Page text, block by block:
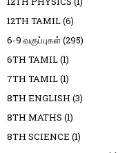
12TH TAMIL(6)
6-9 வகுப்புகள்(295)
6TH TAMIL(1)
7TH TAMIL(1)
8TH ENGLISH (3)
8TH MATHS (1)
8TH SCIENCE (1)